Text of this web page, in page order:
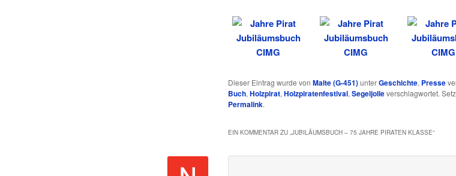
Dieser Eintrag wurde von Malte (G-451)unterGeschichte, Presse
Buch, Holzpirat, Holzpiratenfestival, Segeljolleverschlagwortet.
Permalink.
EIN KOMMENTAR ZU „ JUBILÄUMSBUCH – 75 JAHRE PIRATEN KLASSE“